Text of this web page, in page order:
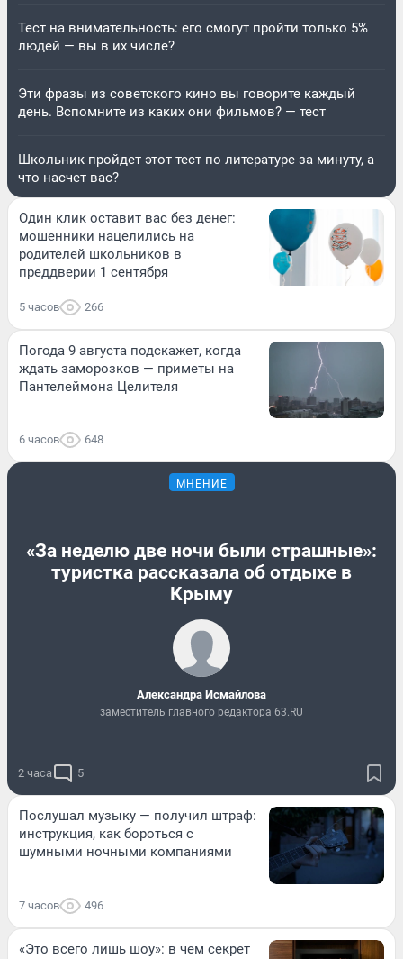
Тест на внимательность: его смогут пройти только 5%
людей — вы в их числе?
Эти фразы из советского кино вы говорите каждый
день. Вспомните из каких они фильмов? — тест
Школьник пройдет этот тест по литературе за минуту, а
что насчет вас?
Один клик оставит вас без денег:
мошенники нацелились на
родителей школьников в
преддверии 1 сентября
5 часов 266
Погода 9 августа подскажет, когда
ждать заморозков — приметы на
Пантелеймона Целителя
6 часов 648
МНЕНИЕ
«За неделю две ночи были страшные»:
туристка рассказала об отдыхе в
Крыму
Александра Исмайлова
заместитель главного редактора 63.RU
2 часа 5
Послушал музыку — получил штраф:
инструкция, как бороться с
шумными ночными компаниями
7 часов 496
«Это всего лишь шоу»: в чем секрет